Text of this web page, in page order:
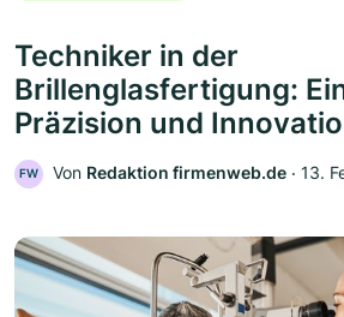
Techniker in der
Brillenglasfertigung:
Präzision und
FW Von Redaktion firmenweb.de ‧ 13.